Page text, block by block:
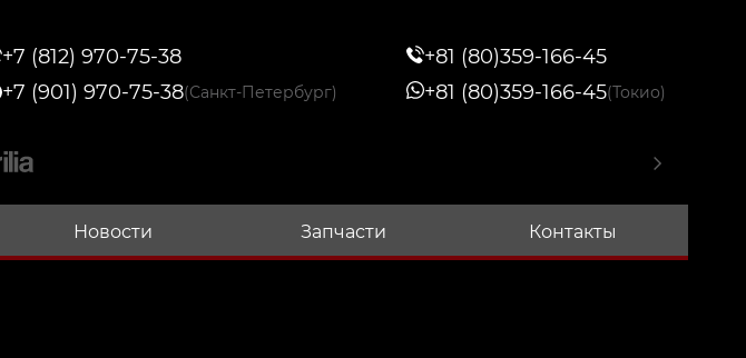
+7 (812) 970-75-38
+7 (901) 970-75-38(Санкт-Петербург)
+81 (80)359-166-45
+81 (80)359-166-45(Токио)
Новости Запчасти Контакты